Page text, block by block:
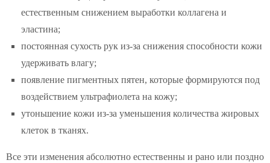
естественным снижением выработки коллагена и
эластина;
постоянная сухость рук из-за снижения способности кожи
удерживать влагу;
появление пигментных пятен, которые формируются под
воздействием ультрафиолета на кожу;
утоньшение кожи из-за уменьшения количества жировых
клеток в тканях.
Все эти изменения абсолютно естественны и рано или поздно